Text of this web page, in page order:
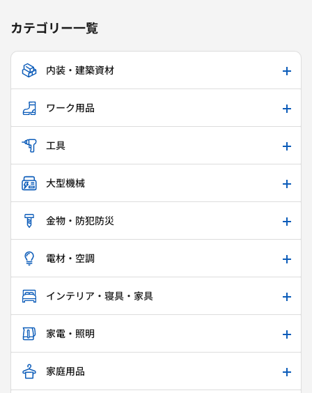
カテゴリー一覧
内装・建築資材
ワーク用品
工具
大型機械
金物・防犯防災
電材・空調
インテリア・寝具・家具
家電・照明
家庭用品